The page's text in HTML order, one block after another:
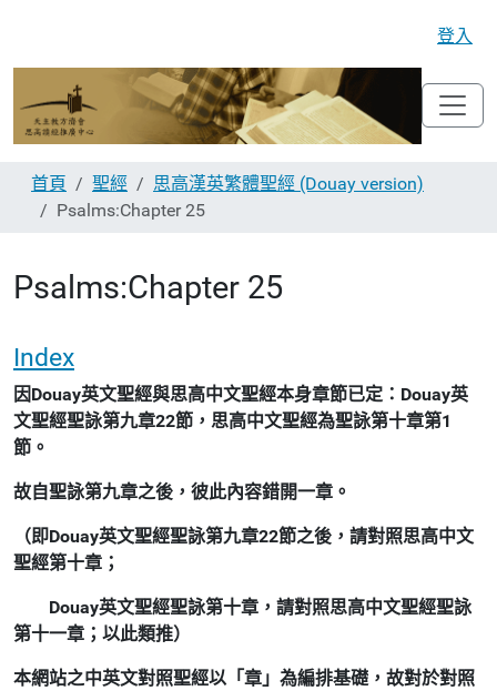
登入
首頁 聖經
思高漢英繁體聖經 (Douay version)
Psalms:Chapter 25
Psalms:Chapter 25
Index
因Douay英文聖經與思高中文聖經本身章節已定：Douay英
文聖經聖詠第九章22節，思高中文聖經為聖詠第十章第1
節。
故自聖詠第九章之後，彼此內容錯開一章。
（即Douay英文聖經聖詠第九章22節之後，請對照思高中文
聖經第十章；
Douay英文聖經聖詠第十章，請對照思高中文聖經聖詠
第十一章；以此類推）
本網站之中英文對照聖經以「章」為編排基礎，故對於對照